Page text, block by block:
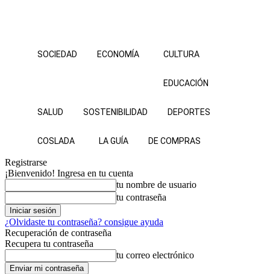
SOCIEDAD ECONOMÍA CULTURA
EDUCACIÓN
SALUD SOSTENIBILIDAD DEPORTES
COSLADA LA GUÍA DE COMPRAS
Registrarse
¡Bienvenido! Ingresa en tu cuenta
tu nombre de usuario
tu contraseña
¿Olvidaste tu contraseña? consigue ayuda
Recuperación de contraseña
Recupera tu contraseña
tu correo electrónico